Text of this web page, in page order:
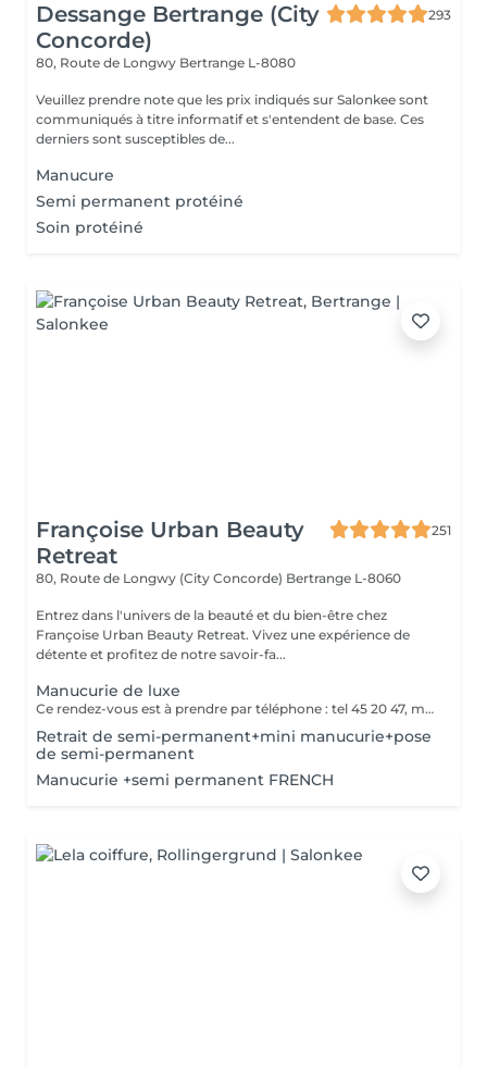
Dessange Bertrange (City
Concorde)
293
80, Route de Longwy Bertrange L-8080
Veuillez prendre note que les prix indiqués sur Salonkee sont
communiqués à titre informatif et s'entendent de base. Ces
derniers sont susceptibles de...
Manucure
Semi permanent protéiné
Soin protéiné
Françoise Urban Beauty
Retreat
251
80, Route de Longwy (City Concorde) Bertrange L-8060
Entrez dans l'univers de la beauté et du bien-être chez
Françoise Urban Beauty Retreat. Vivez une expérience de
détente et profitez de notre savoir-fa...
Manucurie de luxe
Ce rendez-vous est à prendre par téléphone : tel 45 20 47, merci
Retrait de semi-permanent+mini manucurie+pose
de semi-permanent
Manucurie +semi permanent FRENCH